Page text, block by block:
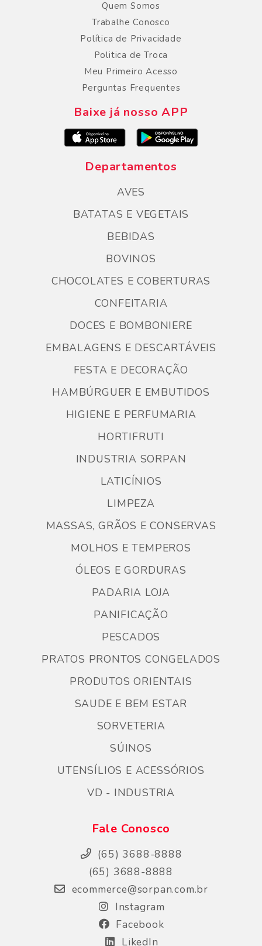
Quem Somos
Trabalhe Conosco
Política de Privacidade
Politica de Troca
Meu Primeiro Acesso
Perguntas Frequentes
Baixe já nosso APP
Departamentos
AVES
BATATAS E VEGETAIS
BEBIDAS
BOVINOS
CHOCOLATES E COBERTURAS
CONFEITARIA
DOCES E BOMBONIERE
EMBALAGENS E DESCARTÁVEIS
FESTA E DECORAÇÃO
HAMBÚRGUER E EMBUTIDOS
HIGIENE E PERFUMARIA
HORTIFRUTI
INDUSTRIA SORPAN
LATICÍNIOS
LIMPEZA
MASSAS, GRÃOS E CONSERVAS
MOLHOS E TEMPEROS
ÓLEOS E GORDURAS
PADARIA LOJA
PANIFICAÇÃO
PESCADOS
PRATOS PRONTOS CONGELADOS
PRODUTOS ORIENTAIS
SAUDE E BEM ESTAR
SORVETERIA
SÚINOS
UTENSÍLIOS E ACESSÓRIOS
VD - INDUSTRIA
Fale Conosco
(65) 3688-8888
(65) 3688-8888
ecommerce@sorpan.com.br
Instagram
Facebook
LikedIn